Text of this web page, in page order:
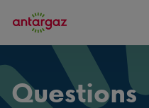
Questions